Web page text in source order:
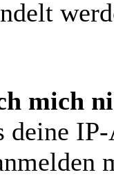
mich
deine